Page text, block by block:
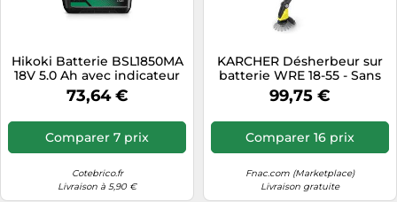
Hikoki Batterie BSL1850MA
18V 5.0 Ah avec indicateur
de charge
73,64 €
Comparer 7 prix
Cotebrico.fr
Livraison à 5,90 €
KARCHER Désherbeur sur
batterie WRE 18-55 - Sans
batterie amovible
99,75 €
Comparer 16 prix
Fnac.com (Marketplace)
Livraison gratuite